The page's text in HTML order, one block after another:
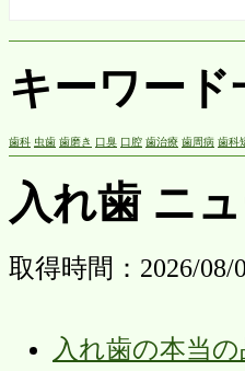
キーワード
歯科 虫歯 歯磨き 口臭 口腔 歯治療 歯周病 歯科
入れ歯 ニ
取得時間：2026/08/
入れ歯の本当